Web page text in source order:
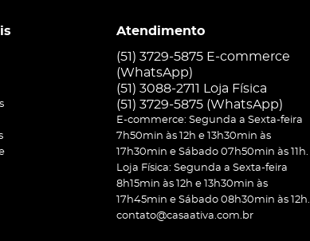
Atendimento
(51) 3729-5875 E-commerce
(WhatsApp)
(51) 3088-2711 Loja Física
(51) 3729-5875 (WhatsApp)
E-commerce: Segunda a Sexta-feira
7h50min às 12h e 13h30min às
17h30min e Sábado 07h50min às 11h.
Loja Física: Segunda a Sexta-feira
8h15min às 12h e 13h30min às
17h45min e Sábado 08h30min às 12h.
contato@casaativa.com.br